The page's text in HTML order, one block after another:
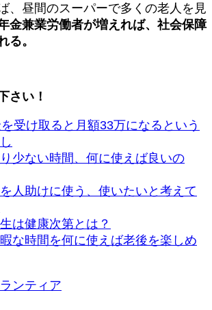
、昼間のスーパーで多くの老人を見
金兼業労働者が増えれば、社会保障
る。
さい！
受け取ると月額33万になるという
少ない時間、何に使えば良いの
人助けに使う、使いたいと考えて
は健康次第とは？
な時間を何に使えば老後を楽しめ
ンティア